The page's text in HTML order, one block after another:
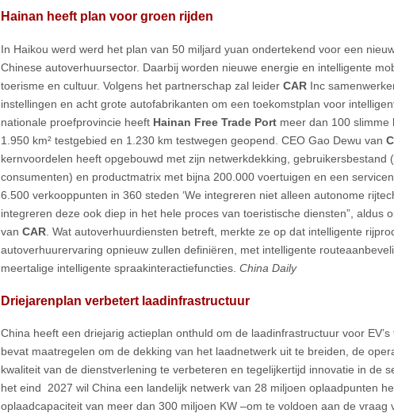
Hainan heeft plan voor groen rijden
In Haikou werd werd het plan van 50 miljard yuan ondertekend voor een
Chinese autoverhuursector. Daarbij worden nieuwe energie en intelligente
toerisme en cultuur. Volgens het partnerschap zal leider CAR Inc
instellingen en acht grote autofabrikanten om een toekomstplan voor
nationale proefprovincie heeft Hainan Free Trade Port meer dan 100 slimme
1.950 km² testgebied en 1.230 km testwegen geopend. CEO Gao Dewu van
kernvoordelen heeft opgebouwd met zijn netwerkdekking, gebruikersbestand
consumenten) en productmatrix met bijna 200.000 voertuigen en een
6.500 verkooppunten in 360 steden ‘We integreren niet alleen autonome
integreren deze ook diep in het hele proces van toeristische diensten”, aldus
van CAR . Wat autoverhuurdiensten betreft, merkte ze op dat intelligente
autoverhuurervaring opnieuw zullen definiëren, met intelligente
meertalige intelligente spraakinteractiefuncties. China Daily
Driejarenplan verbetert laadinfrastructuur
China heeft een driejarig actieplan onthuld om de laadinfrastructuur voor
bevat maatregelen om de dekking van het laadnetwerk uit te breiden, de
kwaliteit van de dienstverlening te verbeteren en tegelijkertijd innovatie in de
het eind 2027 wil China een landelijk netwerk van 28 miljoen oplaadpunten
oplaadcapaciteit van meer dan 300 miljoen KW –om te voldoen aan de vraag